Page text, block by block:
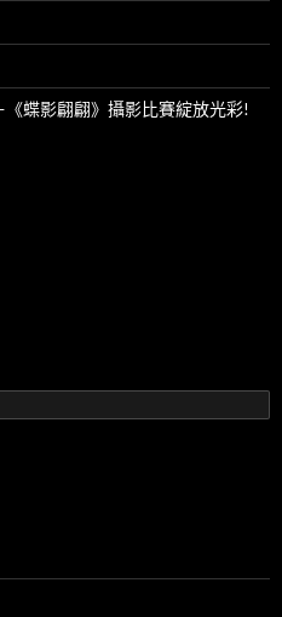
蝶影翩翩》攝影比賽綻放光彩!